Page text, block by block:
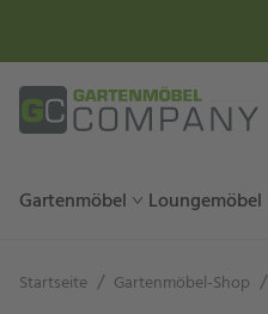
Gartenmöbel Loungemöbel
Startseite / Gartenmöbel-Shop /